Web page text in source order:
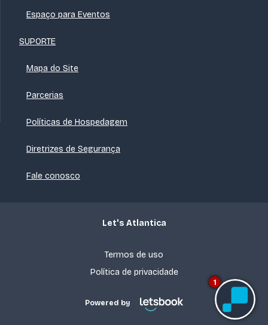
Espaço para Eventos
SUPORTE
Mapa do Site
Parcerias
Políticas de Hospedagem
Diretrizes de Segurança
Fale conosco
Let's Atlantica
Termos de uso
Política de privacidade
Powered by
1